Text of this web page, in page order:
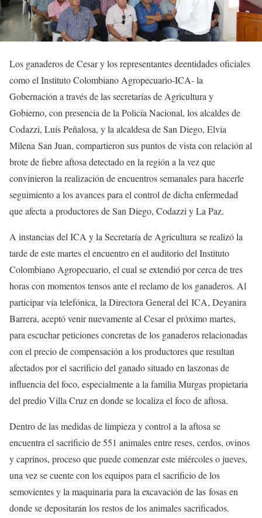
Los ganaderos de Cesar y los representantes deentidades oficiales
como el Instituto Colombiano Agropecuario-ICA- la
Gobernación a través de las secretarías de Agricultura y
Gobierno, con presencia de la Policía Nacional, los alcaldes de
Codazzi, Luís Peñalosa, y la alcaldesa de San Diego, Elvia
Milena San Juan, compartieron sus puntos de vista con relación al
brote de fiebre aftosa detectado en la región a la vez que
convinieron la realización de encuentros semanales para hacerle
seguimiento a los avances para el control de dicha enfermedad
que afecta a productores de San Diego, Codazzi y La Paz.
A instancias del ICA y la Secretaría de Agricultura se realizó la
tarde de este martes el encuentro en el auditorio del Instituto
Colombiano Agropecuario, el cual se extendió por cerca de tres
horas con momentos tensos ante el reclamo de los ganaderos. Al
participar vía telefónica, la Directora General del ICA, Deyanira
Barrera, aceptó venir nuevamente al Cesar el próximo martes,
para escuchar peticiones concretas de los ganaderos relacionadas
con el precio de compensación a los productores que resultan
afectados por el sacrificio del ganado situado en laszonas de
influencia del foco, especialmente a la familia Murgas propietaria
del predio Villa Cruz en donde se localiza el foco de aftosa.
Dentro de las medidas de limpieza y control a la aftosa se
encuentra el sacrificio de 551 animales entre reses, cerdos, ovinos
y caprinos, proceso que puede comenzar este miércoles o jueves,
una vez se cuente con los equipos para el sacrificio de los
semovientes y la maquinaria para la excavación de las fosas en
donde se depositarán los restos de los animales sacrificados.